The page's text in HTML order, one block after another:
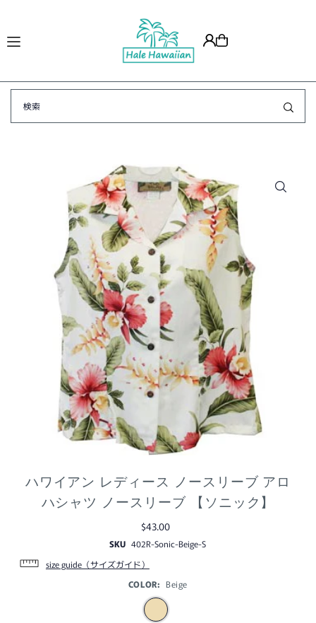
Translation missing: ja.accessibility.skip_to_text
ハワイアン レディース ノースリーブ アロ
ハシャツ ノースリーブ 【ソニック】
$43.00
SKU 402R-Sonic-Beige-S
size guide（サイズガイド）
COLOR: Beige